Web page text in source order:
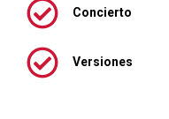
Concierto
Versiones